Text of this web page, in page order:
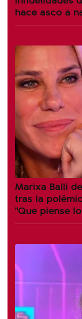
hace asco a
Marixa Balli
tras la
"Que piense